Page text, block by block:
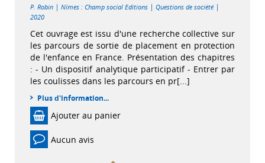
P. Robin | Nîmes : Champ social Editions | Questions de société |
2020
Cet ouvrage est issu d'une recherche collective sur
les parcours de sortie de placement en protection
de l'enfance en France. Présentation des chapitres
: - Un dispositif analytique participatif - Entrer par
les coulisses dans les parcours en pr[...]
Plus d'information...
Ajouter au panier
Aucun avis